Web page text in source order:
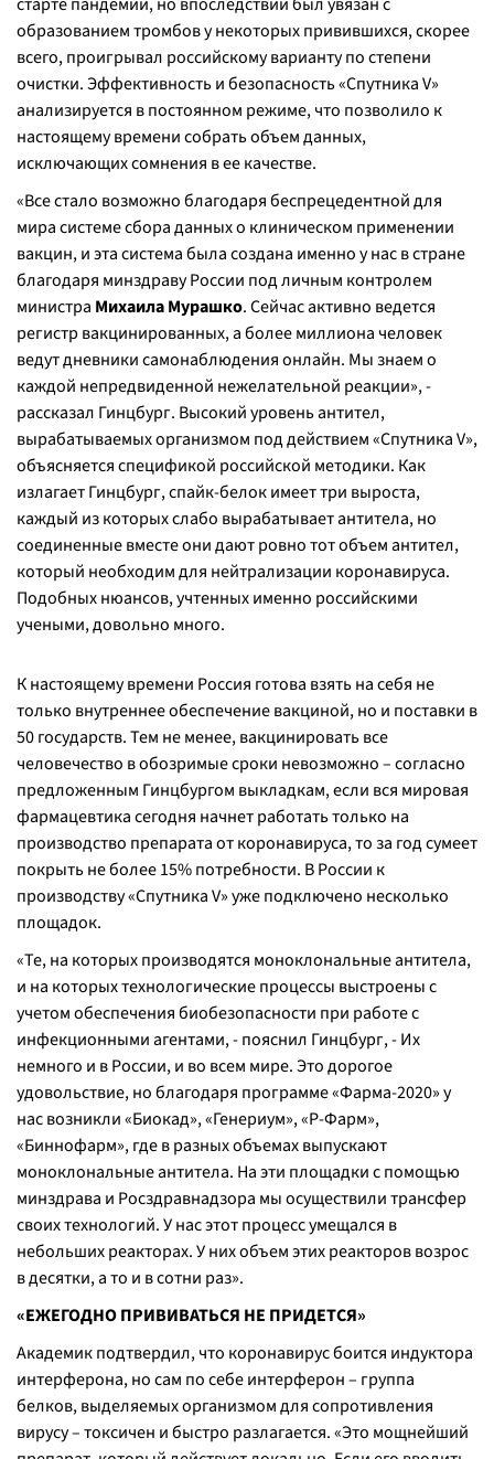
образованием тромбов у некоторых привившихся, скорее
всего, проигрывал российскому варианту по степени
очистки. Эффективность и безопасность «Спутника V»
анализируется в постоянном режиме, что позволило к
настоящему времени собрать объем данных,
исключающих сомнения в ее качестве.
«Все стало возможно благодаря беспрецедентной для
мира системе сбора данных о клиническом применении
вакцин, и эта система была создана именно у нас в стране
благодаря минздраву России под личным контролем
министра Михаила Мурашко. Сейчас активно ведется
регистр вакцинированных, а более миллиона человек
ведут дневники самонаблюдения онлайн. Мы знаем о
каждой непредвиденной нежелательной реакции», -
рассказал Гинцбург. Высокий уровень антител,
вырабатываемых организмом под действием «Спутника V»,
объясняется спецификой российской методики. Как
излагает Гинцбург, спайк-белок имеет три выроста,
каждый из которых слабо вырабатывает антитела, но
соединенные вместе они дают ровно тот объем антител,
который необходим для нейтрализации коронавируса.
Подобных нюансов, учтенных именно российскими
учеными, довольно много.
К настоящему времени Россия готова взять на себя не
только внутреннее обеспечение вакциной, но и поставки в
50 государств. Тем не менее, вакцинировать все
человечество в обозримые сроки невозможно – согласно
предложенным Гинцбургом выкладкам, если вся мировая
фармацевтика сегодня начнет работать только на
производство препарата от коронавируса, то за год сумеет
покрыть не более 15% потребности. В России к
производству «Спутника V» уже подключено несколько
площадок.
«Те, на которых производятся моноклональные антитела,
и на которых технологические процессы выстроены с
учетом обеспечения биобезопасности при работе с
инфекционными агентами, - пояснил Гинцбург, - Их
немного и в России, и во всем мире. Это дорогое
удовольствие, но благодаря программе «Фарма-2020» у
нас возникли «Биокад», «Генериум», «Р-Фарм»,
«Биннофарм», где в разных объемах выпускают
моноклональные антитела. На эти площадки с помощью
минздрава и Росздравнадзора мы осуществили трансфер
своих технологий. У нас этот процесс умещался в
небольших реакторах. У них объем этих реакторов возрос
в десятки, а то и в сотни раз».
«ЕЖЕГОДНО ПРИВИВАТЬСЯ НЕ ПРИДЕТСЯ»
Академик подтвердил, что коронавирус боится индуктора
интерферона, но сам по себе интерферон – группа
белков, выделяемых организмом для сопротивления
вирусу – токсичен и быстро разлагается. «Это мощнейший